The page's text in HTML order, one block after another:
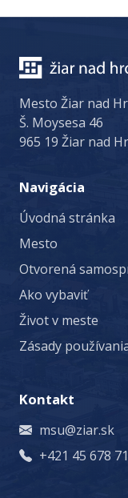
Mesto Žiar nad
Š. Moysesa 46
965 19 Žiar nad
Navigácia
Úvodná stránka
Mesto
Otvorená
Ako vybaviť
Život v meste
Zásady
Kontakt
msu@ziar.sk
+421 45 678